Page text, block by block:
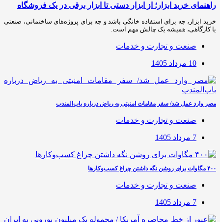
راهنمای خرید ابزار؛ از ابزار دستی تا ابزار برقی در یک فروشگاه
خرید ابزار، چه برای استفاده خانگی باشد و چه برای پروژه‌های ساختمانی، صنعتی
یا کارگاهی، همیشه یک چالش مهم است.
صنعت و تجارت و خدمات
10 مرداد 1405
مصر وارد عمل شد/ سفر مقامات امنیتی به ریاض درباره باب‌المندب
صنعت و تجارت و خدمات
7 مرداد 1405
۴۰۰ مگاوات برای روشن نگه داشتن چراغ کسب‌وکار‌ها
صنعت و تجارت و خدمات
7 مرداد 1405